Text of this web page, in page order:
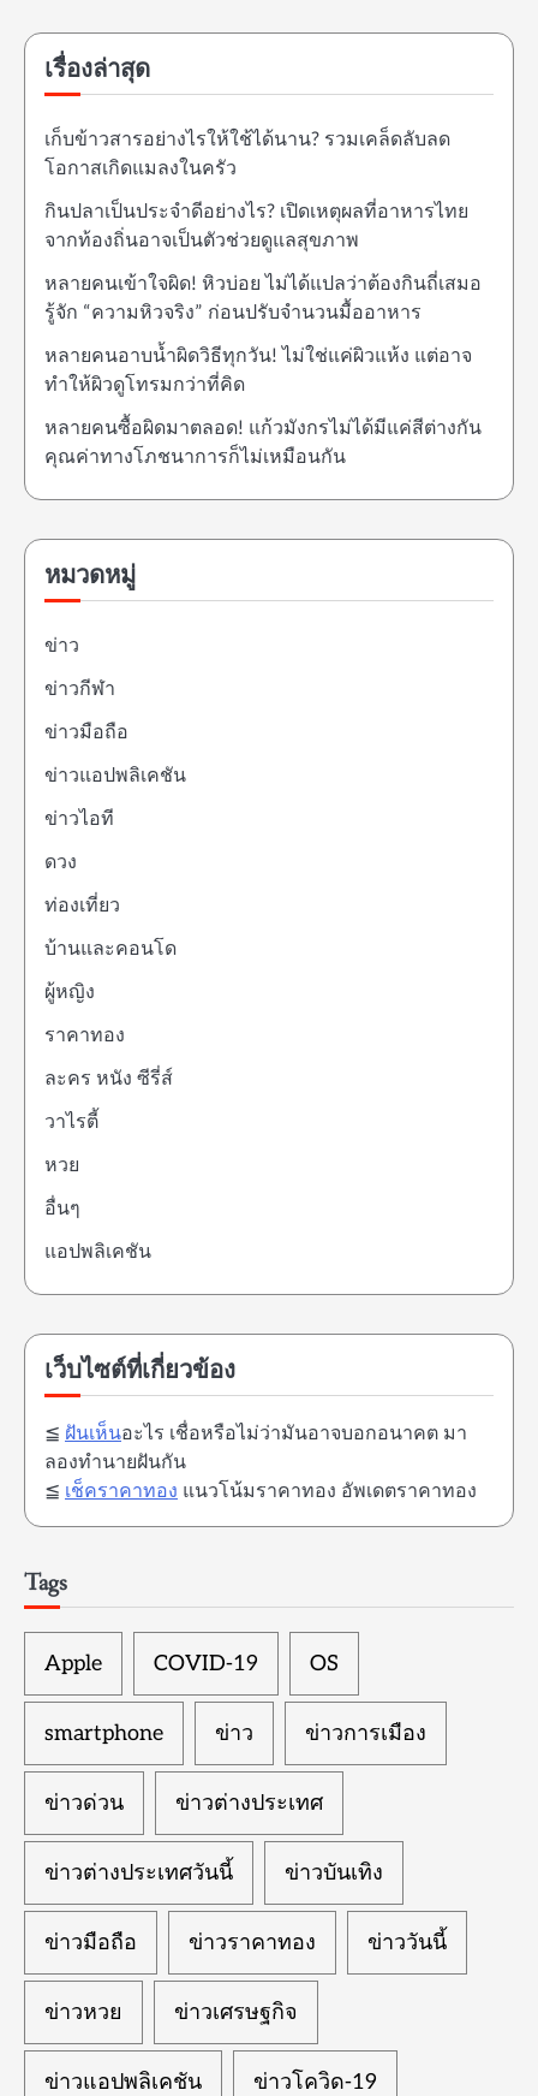
เรื่องล่าสุด
เก็บข้าวสารอย่างไรให้ใช้ได้นาน? รวมเคล็ดลับลด
โอกาสเกิดแมลงในครัว
กินปลาเป็นประจำดีอย่างไร? เปิดเหตุผลที่อาหารไทย
จากท้องถิ่นอาจเป็นตัวช่วยดูแลสุขภาพ
หลายคนเข้าใจผิด! หิวบ่อย ไม่ได้แปลว่าต้องกินถี่เสมอ
รู้จัก “ความหิวจริง” ก่อนปรับจำนวนมื้ออาหาร
หลายคนอาบน้ำผิดวิธีทุกวัน! ไม่ใช่แค่ผิวแห้ง แต่อาจ
ทำให้ผิวดูโทรมกว่าที่คิด
หลายคนซื้อผิดมาตลอด! แก้วมังกรไม่ได้มีแค่สีต่างกัน
คุณค่าทางโภชนาการก็ไม่เหมือนกัน
หมวดหมู่
ข่าว
ข่าวกีฬา
ข่าวมือถือ
ข่าวแอปพลิเคชัน
ข่าวไอที
ดวง
ท่องเที่ยว
บ้านและคอนโด
ผู้หญิง
ราคาทอง
ละคร หนัง ซีรี่ส์
วาไรตี้
หวย
อื่นๆ
แอปพลิเคชัน
เว็บไซต์ที่เกี่ยวข้อง
≦ ฝันเห็นอะไร เชื่อหรือไม่ว่ามันอาจบอกอนาคต มา
ลองทำนายฝันกัน
≦ เช็คราคาทอง แนวโน้มราคาทอง อัพเดตราคาทอง
Tags
Apple COVID-19 OS
smartphone ข่าว ข่าวการเมือง
ข่าวด่วน ข่าวต่างประเทศ
ข่าวต่างประเทศวันนี้ ข่าวบันเทิง
ข่าวมือถือ ข่าวราคาทอง ข่าววันนี้
ข่าวหวย ข่าวเศรษฐกิจ
ข่าวแอปพลิเคชัน ข่าวโควิด-19